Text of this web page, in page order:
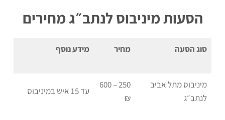
הסעות מיניבוס לנתב״ג מחירים
סוג הסעה מחיר מידע נוסף
מיניבוס מתל אביב
לנתב״ג
250 – 600
₪
עד 15 איש במיניבוס